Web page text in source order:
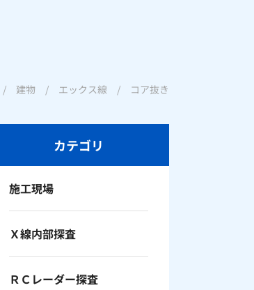
/ 建物 / エックス線 / コア抜き
カテゴリ
施工現場
Ｘ線内部探査
ＲＣレーダー探査